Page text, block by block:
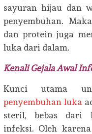
sayuran hijau dan
penyembuhan.
dan protein juga
luka dari dalam.
Kenali Gejala Awal
Kunci utama
penyembuhan luka
steril, bebas dari
infeksi. Oleh